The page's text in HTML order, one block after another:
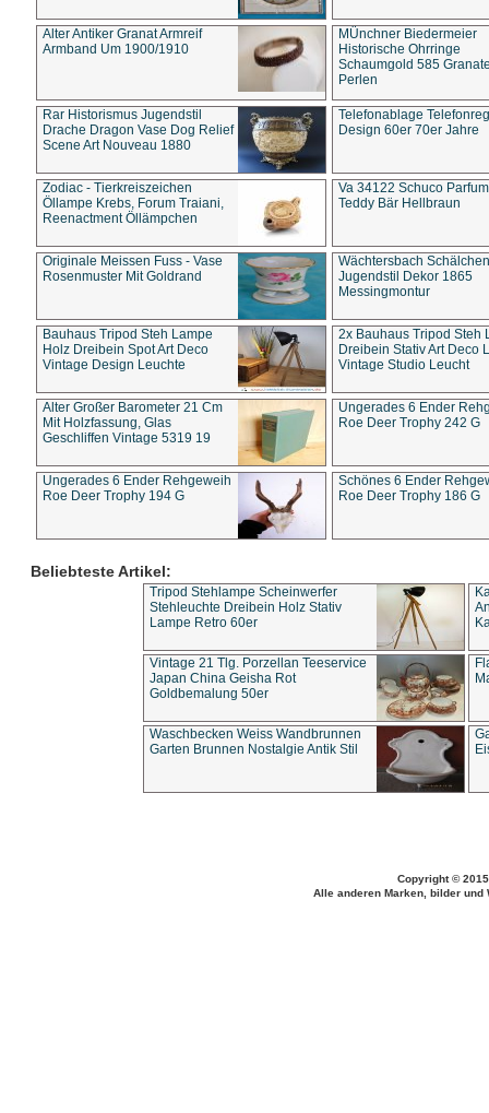
Alter Antiker Granat Armreif
Armband Um 1900/1910
MÜnchner Biedermeier
Historische Ohrringe
Schaumgold 585
Perlen
Rar Historismus Jugendstil
Drache Dragon Vase Dog Relief
Scene Art Nouveau 1880
Telefonablage
Design 60er 70er Jahre
Zodiac - Tierkreiszeichen
Öllampe Krebs, Forum Traiani,
Reenactment Öllämpchen
Va 34122 Schuco
Teddy Bär Hellbraun
Originale Meissen Fuss - Vase
Rosenmuster Mit Goldrand
Wächtersbach Schälchen
Jugendstil Dekor 1865
Messingmontur
Bauhaus Tripod Steh Lampe
Holz Dreibein Spot Art Deco
Vintage Design Leuchte
2x Bauhaus Tripod Steh
Dreibein Stativ Art Deco
Vintage Studio Leucht
Alter Großer Barometer 21 Cm
Mit Holzfassung, Glas
Geschliffen Vintage 5319 19
Ungerades 6 Ender
Roe Deer Trophy 242 G
Ungerades 6 Ender Rehgeweih
Roe Deer Trophy 194 G
Schönes 6 Ender
Roe Deer Trophy 186 G
Beliebteste Artikel:
Tripod Stehlampe Scheinwerfer
Stehleuchte Dreibein Holz Stativ
Lampe Retro 60er
Vintage 21 Tlg. Porzellan Teeservice
Japan China Geisha Rot
Goldbemalung 50er
Waschbecken Weiss Wandbrunnen
Garten Brunnen Nostalgie Antik Stil
Copyright ©
Alle anderen Marken, bilder und